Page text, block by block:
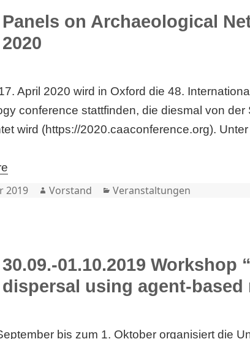
Panels on Archaeological
2020
April 2020 wird in Oxford die 48.
conference stattfinden, die diesmal von
wird (https://2020.caaconference.org).
2019 Author
Vorstand Categories
Veranstaltungen
30.09.-01.10.2019 Workshop
dispersal using agent-
bis zum 1. Oktober organisiert die